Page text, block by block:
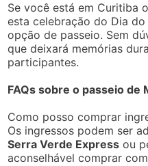
Se você está em Curitiba
esta celebração do Dia
opção de passeio. Sem
que deixará memórias
participantes.
FAQs sobre o passeio de
Como posso comprar
Os ingressos podem ser
Serra Verde Express ou
aconselhável comprar